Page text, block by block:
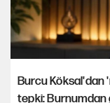
Burcu Köksal'dan
tepki: Burnumdan